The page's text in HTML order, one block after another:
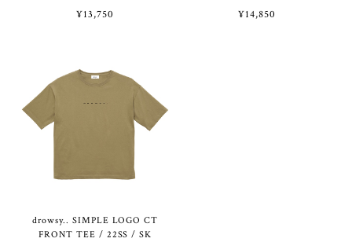
¥13,750 ¥14,850
drowsy.. SIMPLE LOGO CT
FRONT TEE / 22SS / SK